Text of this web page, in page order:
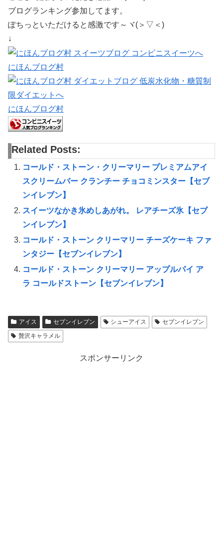
ブログランキング参加してます。
ぽちっといただけると感激です～ヾ(＞▽＜)
↓
にほんブログ村
にほんブログ村
Related Posts:
コールド・ストーン・クリーマリー プレミアムアイ
スクリームバー クランチー チョコミンスター【セブ
ンイレブン】
スイーツなかき氷めしあがれ。 レアチーズ氷【セブ
ンイレブン】
コールド・ストーン クリーマリー チーズケーキ ファ
ンタジー【セブンイレブン】
コールド・ストーン クリーマリー アップルパイ ア
ラ コールドストーン【セブンイレブン】
アイス セブンイレブン シューアイス
セブンイレブン
贅沢キャラメル
スポンサーリンク